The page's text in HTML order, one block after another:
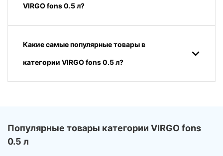
VIRGO fons 0.5 л?
Какие самые популярные товары в
категории VIRGO fons 0.5 л?
Популярные товары категории VIRGO fons
0.5 л